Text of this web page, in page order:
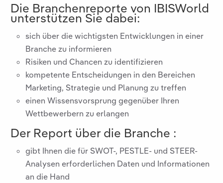
Die Branchenreporte von IBISWorld
unterstützen Sie dabei:
sich über die wichtigsten Entwicklungen in einer
Branche zu informieren
Risiken und Chancen zu identifizieren
kompetente Entscheidungen in den Bereichen
Marketing, Strategie und Planung zu treffen
einen Wissensvorsprung gegenüber Ihren
Wettbewerbern zu erlangen
Der Report über die Branche :
gibt Ihnen die für SWOT-, PESTLE- und STEER-
Analysen erforderlichen Daten und Informationen
an die Hand